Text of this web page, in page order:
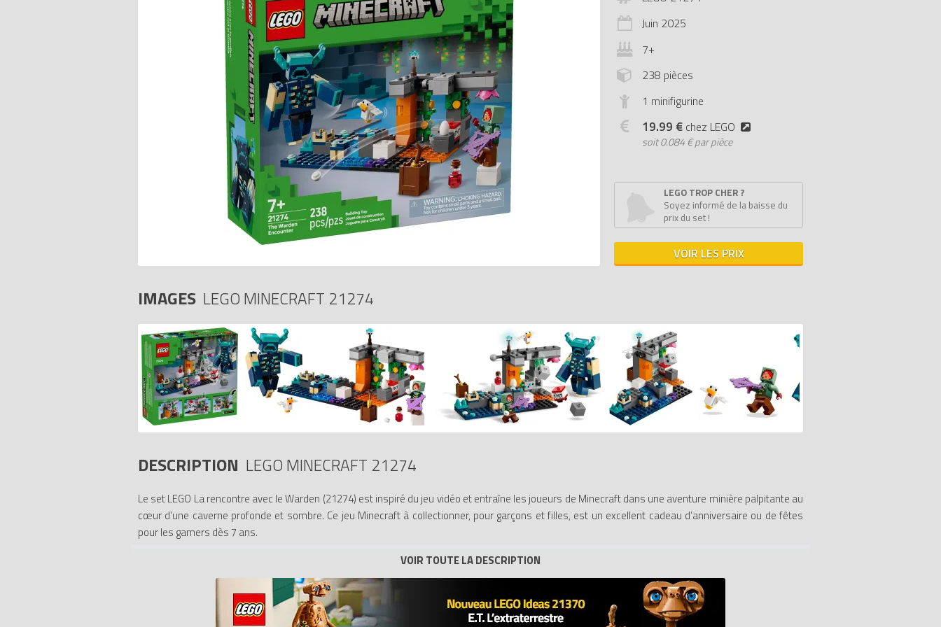
Juin 2025
7+
238 pièces
1 minifigurine
19.99 € chez LEGO
soit0.084 € par pièce
LEGO TROP CHER ?
Soyez informé de la baisse du
prix du set !
VOIR LES PRIX
IMAGES LEGO MINECRAFT 21274
DESCRIPTION LEGO MINECRAFT 21274
Le set LEGO La rencontre avec le Warden (21274) est inspiré du jeu vidéo et entraîne les joueurs de Minecraft dans une aventure minière palpitante au
cœur d’une caverne profonde et sombre. Ce jeu Minecraft à collectionner, pour garçons et filles, est un excellent cadeau d’anniversaire ou de fêtes
pour les gamers dès 7 ans.
Ayant pour décor une caverne luxuriante contenant des diamants et des améthystes, ce jeu de construction LEGO polyvalent inclut une minifigurine de
Ce jeu intègre des fonctions telles qu’une explosion de TNT déclenchée à la main et une chute de rocher, ainsi que des accessoires dont une carotte
dorée et une potion restauratrices. Pour ajouter une dimension numérique, l’application LEGO Builder permet aux enfants d’utiliser leur appareil pour
zoomer et faire pivoter les modèles en 3D. Contient 238 pièces.